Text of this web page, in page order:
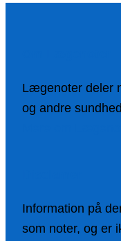
Lægenoter deler
og andre
Information på
som noter, og er